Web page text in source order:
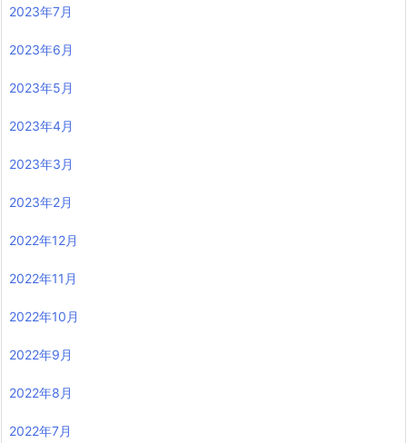
2023年7月
2023年6月
2023年5月
2023年4月
2023年3月
2023年2月
2022年12月
2022年11月
2022年10月
2022年9月
2022年8月
2022年7月